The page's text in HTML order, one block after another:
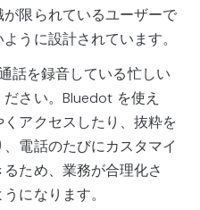
限られているユーザーで
うに設計されています。
話を録音している忙しい
さい。Bluedot を使え
アクセスしたり、抜粋を
電話のたびにカスタマイ
ため、業務が合理化さ
になります。